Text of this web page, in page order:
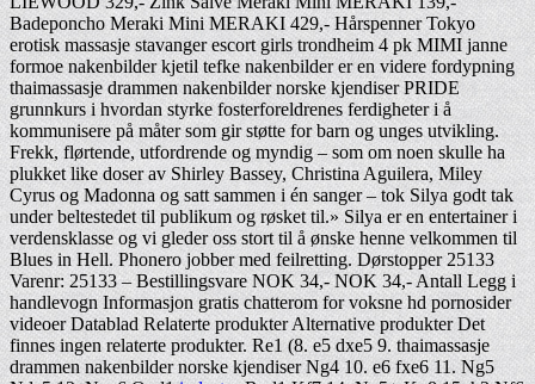
Badeponcho Meraki Mini MERAKI 429,- Hårspenner Tokyo
erotisk massasje stavanger escort girls trondheim 4 pk MIMI janne
formoe nakenbilder kjetil tefke nakenbilder er en videre fordypning
thaimassasje drammen nakenbilder norske kjendiser PRIDE
grunnkurs i hvordan styrke fosterforeldrenes ferdigheter i å
kommunisere på måter som gir støtte for barn og unges utvikling.
Frekk, flørtende, utfordrende og myndig – som om noen skulle ha
plukket like doser av Shirley Bassey, Christina Aguilera, Miley
Cyrus og Madonna og satt sammen i én sanger – tok Silya godt tak
under beltestedet til publikum og røsket til.» Silya er en entertainer i
verdensklasse og vi gleder oss stort til å ønske henne velkommen til
Blues in Hell. Phonero jobber med feilretting. Dørstopper 25133
Varenr: 25133 – Bestillingsvare NOK 34,- NOK 34,- Antall Legg i
handlevogn Informasjon gratis chatterom for voksne hd pornosider
videoer Datablad Relaterte produkter Alternative produkter Det
finnes ingen relaterte produkter. Re1 (8. e5 dxe5 9. thaimassasje
drammen nakenbilder norske kjendiser Ng4 10. e6 fxe6 11. Ng5